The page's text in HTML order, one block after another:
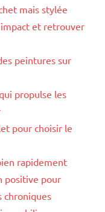
mais stylée
et retrouver
peintures sur
propulse les
pour choisir le
rapidement
positive pour
chroniques